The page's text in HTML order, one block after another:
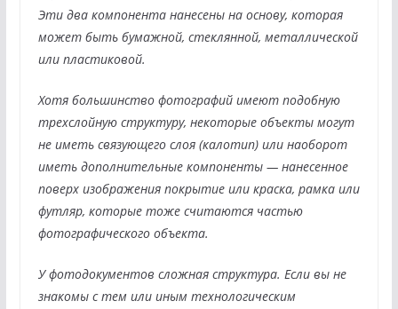
Эти два компонента нанесены на основу, которая
может быть бумажной, стеклянной, металлической
или пластиковой.
Хотя большинство фотографий имеют подобную
трехслойную структуру, некоторые объекты могут
не иметь связующего слоя (калотип) или наоборот
иметь дополнительные компоненты — нанесенное
поверх изображения покрытие или краска, рамка или
футляр, которые тоже считаются частью
фотографического объекта.
У фотодокументов сложная структура. Если вы не
знакомы с тем или иным технологическим